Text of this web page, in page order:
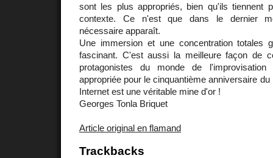
sont les plus appropriés, bien qu'ils tiennent
contexte. Ce n'est que dans le dernier
nécessaire apparaît.
Une immersion et une concentration totales
fascinant. C'est aussi la meilleure façon de
protagonistes du monde de
appropriée pour le cinquantième anniversaire
Internet est une véritable mine d'or !
Georges Tonla Briquet
Article original en flamand
Trackbacks